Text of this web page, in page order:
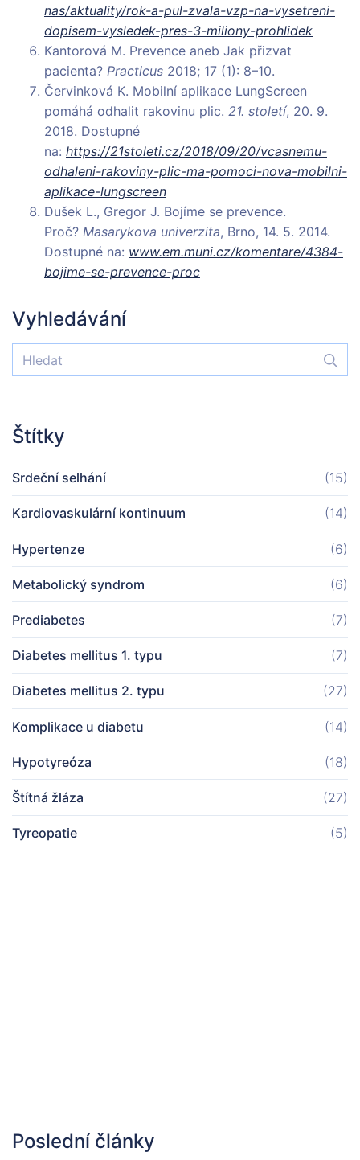
nas/aktuality/rok-a-pul-zvala-vzp-na-vysetreni-
dopisem-vysledek-pres-3-miliony-prohlidek
Kantorová M. Prevence aneb Jak přizvat
pacienta? Practicus 2018; 17 (1): 8–10.
Červinková K. Mobilní aplikace LungScreen
pomáhá odhalit rakovinu plic. 21. století, 20. 9.
2018. Dostupné
na: https://21stoleti.cz/2018/09/20/vcasnemu-
odhaleni-rakoviny-plic-ma-pomoci-nova-mobilni-
aplikace-lungscreen
Dušek L., Gregor J. Bojíme se prevence.
Proč? Masarykova univerzita, Brno, 14. 5. 2014.
Dostupné na: www.em.muni.cz/komentare/4384-
bojime-se-prevence-proc
Vyhledávání
Štítky
Srdeční selhání (15)
Kardiovaskulární kontinuum (14)
Hypertenze (6)
Metabolický syndrom (6)
Prediabetes (7)
Diabetes mellitus 1. typu (7)
Diabetes mellitus 2. typu (27)
Komplikace u diabetu (14)
Hypotyreóza (18)
Štítná žláza (27)
Tyreopatie (5)
Poslední články